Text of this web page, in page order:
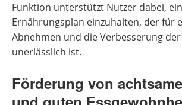
Funktion unterstützt Nutzer dabei,
Ernährungsplan einzuhalten, der für
Abnehmen und die Verbesserung
unerlässlich ist.
Förderung von